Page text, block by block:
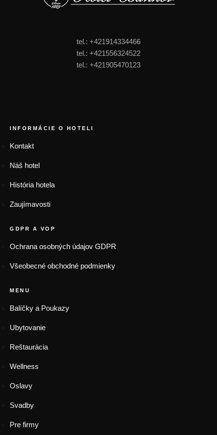
tel.: +421914334466
tel.: +421556324522
tel.: +421905470123
INFORMÁCIE O HOTELI
Kontakt
Náš hotel
História hotela
Zaujímavosti
GDPR A VOP
Ochrana osobných údajov GDPR
Všeobecné obchodné podmienky
MENU
Balíčky a Poukazy
Ubytovanie
Reštaurácia
Wellness
Oslavy
Svadby
Pre firmy